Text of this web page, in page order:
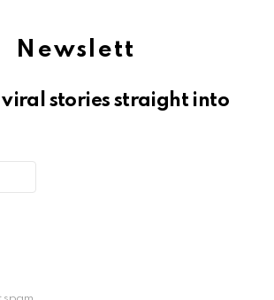
Newslett
viral stories straight into